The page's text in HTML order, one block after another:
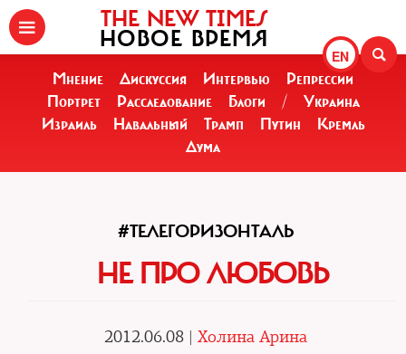
EN
THE NEW TIMES
НОВОЕ ВРЕМЯ
Мнение Дискуссия Интервью
Репрессии
Портрет
Расследование Блоги /
Украина
Израиль
Навальный Трамп Путин
Кремль
Дума
#ТЕЛЕГОРИЗОНТАЛЬ
НЕ ПРО ЛЮБОВЬ
2012.06.08 | Холина Арина